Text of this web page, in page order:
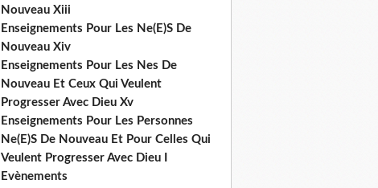
Nouveau Xiii
Enseignements Pour Les Ne(E)S De
Nouveau Xiv
Enseignements Pour Les Nes De
Nouveau Et Ceux Qui Veulent
Progresser Avec Dieu Xv
Enseignements Pour Les Personnes
Ne(E)S De Nouveau Et Pour Celles Qui
Veulent Progresser Avec Dieu I
Evènements